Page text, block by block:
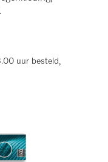
uur besteld,